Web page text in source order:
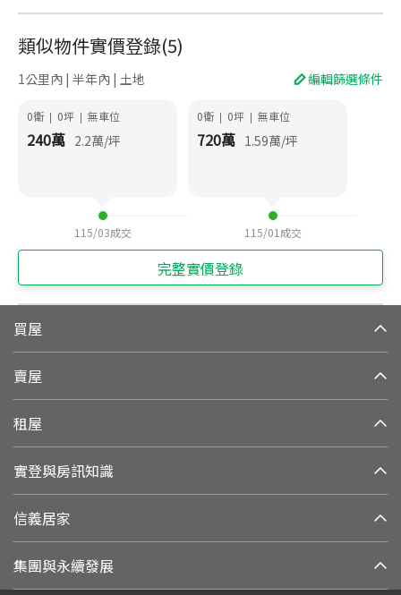
類似物件實價登錄(5)
1公里內 | 半年內 | 土地 編輯篩選條件
0衛 | 0坪 | 無車位
240萬 2.2萬/坪
115/03成交
0衛 | 0坪 | 無車位
720萬 1.59萬/坪
115/01 成交
完整實價登錄
買屋
賣屋
租屋
實登與房訊知識
信義居家
集團與永續發展